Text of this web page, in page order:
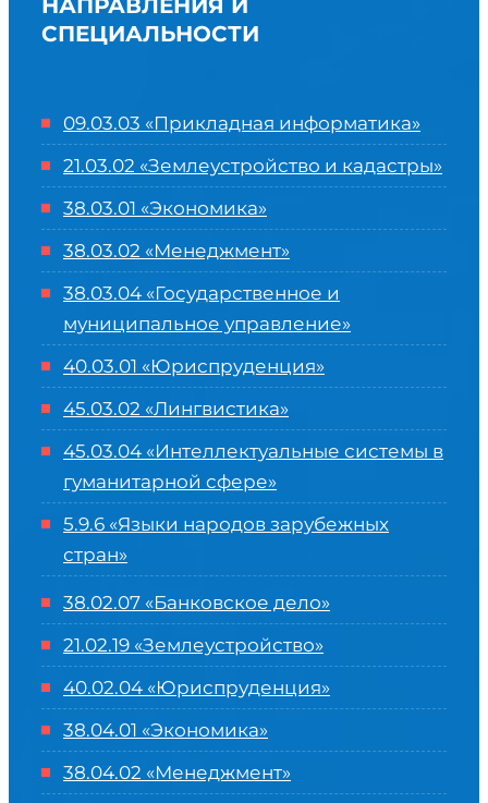
НАПРАВЛЕНИЯ И
СПЕЦИАЛЬНОСТИ
09.03.03 «Прикладная информатика»
21.03.02 «Землеустройство и кадастры»
38.03.01 «Экономика»
38.03.02 «Менеджмент»
38.03.04 «Государственное и
муниципальное управление»
40.03.01 «Юриспруденция»
45.03.02 «Лингвистика»
45.03.04 «Интеллектуальные системы в
гуманитарной сфере»
5.9.6 «Языки народов зарубежных
стран»
38.02.07 «Банковское дело»
21.02.19 «Землеустройство»
40.02.04 «Юриспруденция»
38.04.01 «Экономика»
38.04.02 «Менеджмент»